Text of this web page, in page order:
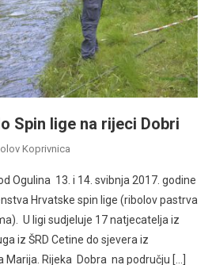
Spin lige na rijeci Dobri
Koprivnica
Ogulina 13. i 14. svibnja 2017. godine
Hrvatske spin lige (ribolov pastrva
U ligi sudjeluje 17 natjecatelja iz
iz ŠRD Cetine do sjevera iz
Marija. Rijeka Dobra na području […]